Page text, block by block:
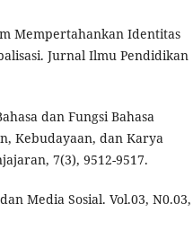
Mempertahankan Identitas
Jurnal Ilmu Pendidikan
dan Fungsi Bahasa
Kebudayaan, dan Karya
7(3), 9512-9517.
Media Sosial. Vol.03, N0.03,